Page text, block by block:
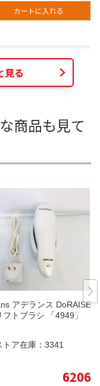
カートに入れる
見る
商品も見て
アデランス DoRAISE
フトブラシ 「4949」
トア在庫： 3341
6206